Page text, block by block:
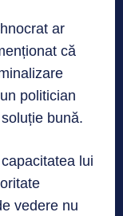
ar
că
politician
bună.
lui
vedere nu